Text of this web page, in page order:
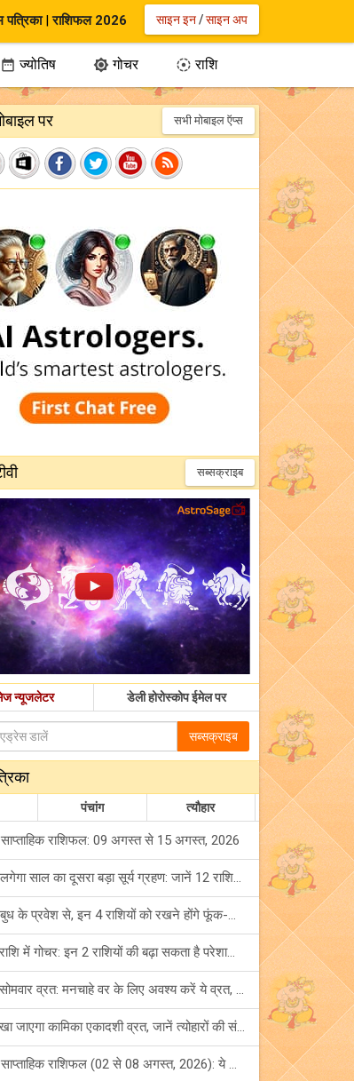
पत्रिका|राशिफल 2026 साइन इन/साइन अप
 ज्योतिष  गोचर  राशि
पर सभी मोबाइल ऍप्स
सब्सक्राइब
न्यूजलेटर डेली होरोस्कोप ईमेल पर
सब्सक्राइब
पंचांग त्यौहार
राशिफल: 09 अगस्त से 15 अगस्त, 2026
कर्क राशि में लगेगा साल का दूसरा बड़ा सूर्य ग्रहण: जानें 12 राशियों पर शुभ-अशुभ प्रभाव!
कर्क राशि में बुध के प्रवेश से, इन 4 राशियों को रखने होंगे फूंक-फूंक कर कदम!
बुध का कर्क राशि में गोचर: इन 2 राशियों की बढ़ा सकता है परेशानियां, हो जाएं सावधान!
पहला सावन सोमवार व्रत: मनचाहे वर के लिए अवश्य करें ये व्रत, जानें नियम एवं पूजा विधि!
इस सप्ताह रखा जाएगा कामिका एकादशी व्रत, जानें त्योहारों की संपूर्ण लिस्ट!
अंक ज्योतिष साप्ताहिक राशिफल (02 से 08 अगस्त, 2026): ये सप्ताह क्यों है खास?